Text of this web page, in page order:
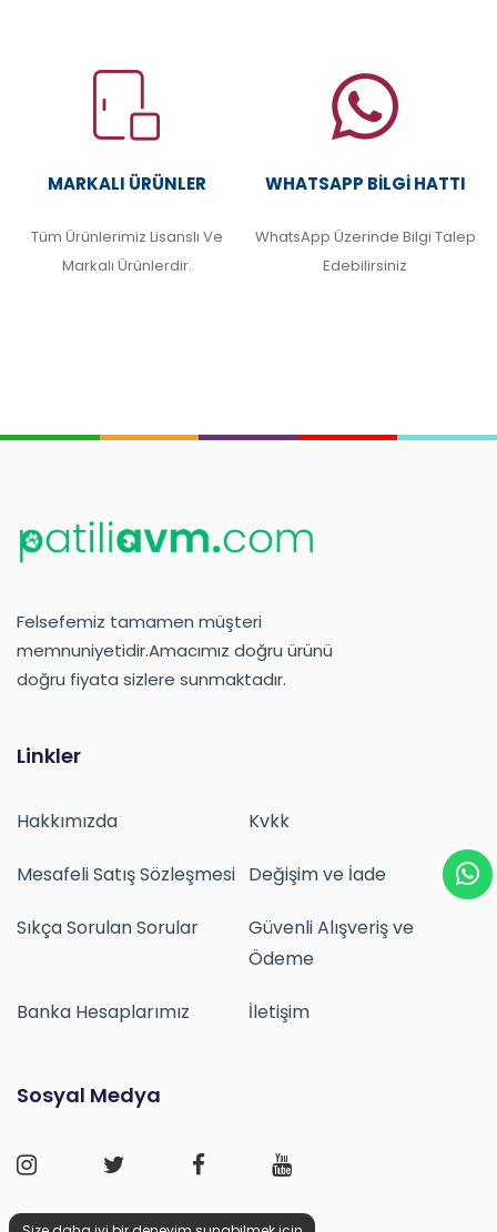
MARKALI ÜRÜNLER
Tüm Ürünlerimiz Lisanslı Ve
Markalı Ürünlerdir.
WHATSAPP BILGI HATTI
WhatsApp Üzerinde Bilgi Talep
Edebilirsiniz
Felsefemiz tamamen müşteri
memnuniyetidir.Amacımız doğru ürünü
doğru fiyata sizlere sunmaktadır.
Linkler
Hakkımızda Kvkk
Mesafeli Satış Sözleşmesi Değişim ve İade
Sıkça Sorulan Sorular
Güvenli Alışveriş ve
Ödeme
Banka Hesaplarımız İletişim
Sosyal Medya